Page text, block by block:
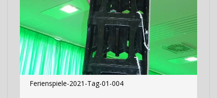
Ferienspiele-2021-Tag-01-004